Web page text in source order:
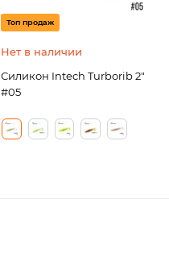
Топ продаж
Нет в наличии
Силикон Intech Turborib 2"
#05